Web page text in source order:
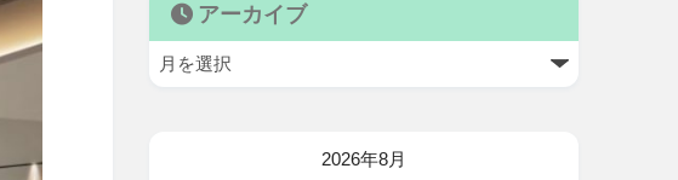
アーカイブ
2026年8月